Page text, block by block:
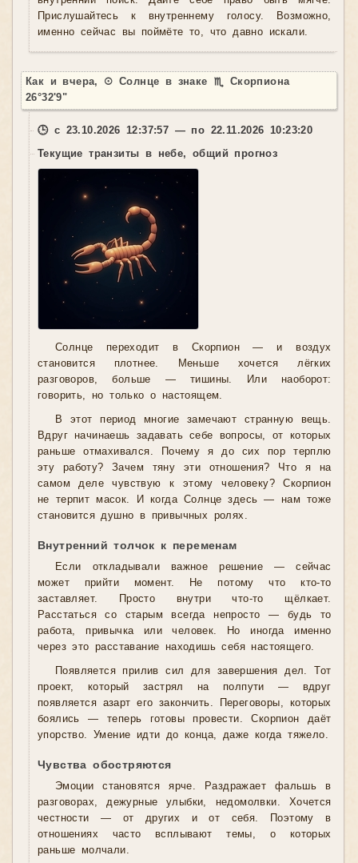
Прислушайтесь к внутреннему голосу. Возможно,
именно сейчас вы поймёте то, что давно искали.
Как и вчера, ☉ Солнце в знаке ♏ Скорпиона
26°32'9"
🕒 с 23.10.2026 12:37:57 — по 22.11.2026 10:23:20
Текущие транзиты в небе, общий прогноз
Солнце переходит в Скорпион — и воздух
становится плотнее. Меньше хочется лёгких
разговоров, больше — тишины. Или наоборот:
говорить, но только о настоящем.
В этот период многие замечают странную вещь.
Вдруг начинаешь задавать себе вопросы, от которых
раньше отмахивался. Почему я до сих пор терплю
эту работу? Зачем тяну эти отношения? Что я на
самом деле чувствую к этому человеку? Скорпион
не терпит масок. И когда Солнце здесь — нам тоже
становится душно в привычных ролях.
Внутренний толчок к переменам
Если откладывали важное решение — сейчас
может прийти момент. Не потому что кто-то
заставляет. Просто внутри что-то щёлкает.
Расстаться со старым всегда непросто — будь то
работа, привычка или человек. Но иногда именно
через это расставание находишь себя настоящего.
Появляется прилив сил для завершения дел. Тот
проект, который застрял на полпути — вдруг
появляется азарт его закончить. Переговоры, которых
боялись — теперь готовы провести. Скорпион даёт
упорство. Умение идти до конца, даже когда тяжело.
Чувства обостряются
Эмоции становятся ярче. Раздражает фальшь в
разговорах, дежурные улыбки, недомолвки. Хочется
честности — от других и от себя. Поэтому в
отношениях часто всплывают темы, о которых
раньше молчали.